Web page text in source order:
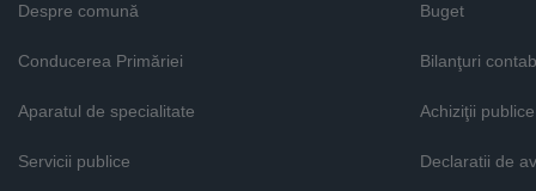
Despre comună
Conducerea Primăriei
Aparatul de specialitate
Servicii publice
Buget
Bilanţuri
Achiziţii publice
Declaratii de